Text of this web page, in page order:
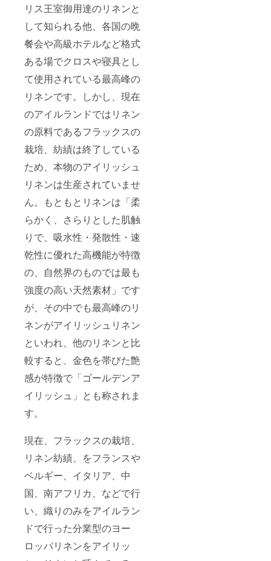
リス王室御用達のリネンと
して知られる他、各国の晩
餐会や高級ホテルなど格式
ある場でクロスや寝具とし
て使用されている最高峰の
リネンです。しかし、現在
のアイルランドではリネン
の原料であるフラックスの
栽培、紡績は終了している
ため、本物のアイリッシュ
リネンは生産されていませ
ん。もともとリネンは「柔
らかく、さらりとした肌触
りで、吸水性・発散性・速
乾性に優れた高機能が特徴
の、自然界のものでは最も
強度の高い天然素材」です
が、その中でも最高峰のリ
ネンがアイリッシュリネン
といわれ、他のリネンと比
較すると、金色を帯びた艶
感が特徴で「ゴールデンア
イリッシュ」とも称されま
す。
現在、フラックスの栽培、
リネン紡績、をフランスや
ベルギー、イタリア、中
国、南アフリカ、などで行
い、織りのみをアイルラン
ドで行った分業型のヨー
ロッパリネンをアイリッ